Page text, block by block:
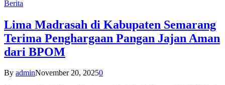
Berita
Lima Madrasah di Kabupaten Semarang
Terima Penghargaan Pangan Jajan Aman
dari BPOM
By adminNovember 20, 20250